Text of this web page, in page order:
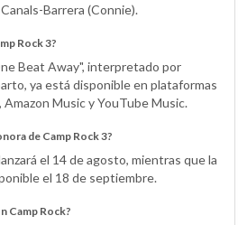
Barrera (Connie).
Rock 3?
Beat Away", interpretado por
ya está disponible en plataformas
Music y YouTube Music.
de Camp Rock 3?
el 14 de agosto, mientras que la
el 18 de septiembre.
Camp Rock?